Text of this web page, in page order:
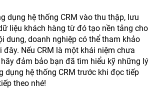
dụng hệ thống CRM vào thu thập, lưu
liệu khách hàng từ đó tạo nền tảng cho
dung, doanh nghiệp có thể tham khảo
đây. Nếu CRM là một khái niệm chưa
đảm bảo bạn đã tìm hiểu kỹ những lý
dụng hệ thống CRM trước khi đọc tiếp
theo nhé!